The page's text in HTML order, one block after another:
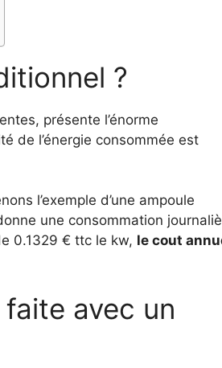
?
présente l’énorme
de l’énergie consommée est
l’exemple d’une ampoule
une consommation
0.1329 € ttc le kw, le cout
faite avec un